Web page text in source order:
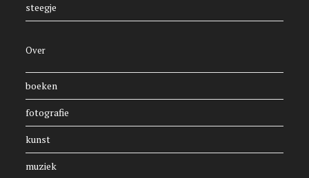
steegje
Over
boeken
fotografie
kunst
muziek